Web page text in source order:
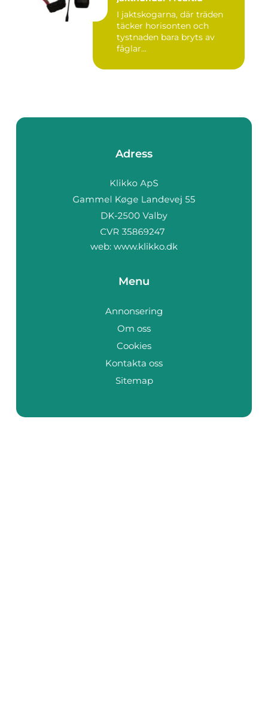
I jaktskogarna, där träden
täcker horisonten och
tystnaden bara bryts av
fåglar...
Adress
web: www.klikko.dk
Menu
Annonsering
Om oss
Cookies
Kontakta oss
Sitemap